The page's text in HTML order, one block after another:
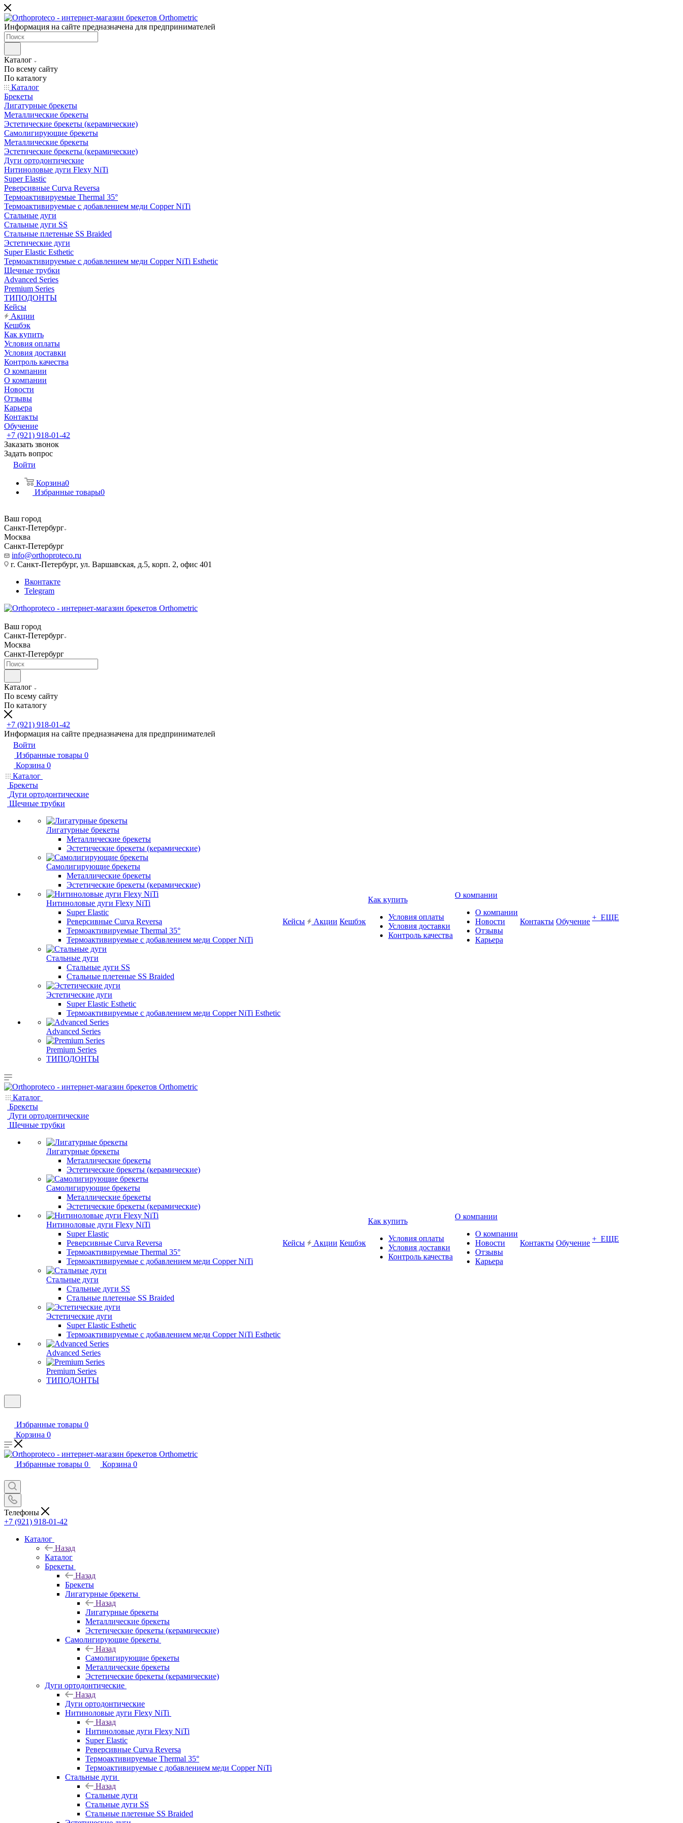
Информация на сайте предназначена для предпринимателей
Каталог
По всему сайту
По каталогу
Каталог
Брекеты
Лигатурные брекеты
Металлические брекеты
Эстетические брекеты (керамические)
Самолигирующие брекеты
Металлические брекеты
Эстетические брекеты (керамические)
Дуги ортодонтические
Нитиноловые дуги Flexy NiTi
Super Elastic
Реверсивные Curva Reversa
Термоактивируемые Thermal 35°
Термоактивируемые с добавлением меди Copper NiTi
Стальные дуги
Стальные дуги SS
Стальные плетеные SS Braided
Эстетические дуги
Super Elastic Esthetic
Термоактивируемые с добавлением меди Copper NiTi Esthetic
Щечные трубки
Advanced Series
Premium Series
ТИПОДОНТЫ
Кейсы
Акции
Кешбэк
Как купить
Условия оплаты
Условия доставки
Контроль качества
О компании
О компании
Новости
Отзывы
Карьера
Контакты
Обучение
+7 (921) 918-01-42
Заказать звонок
Задать вопрос
Войти
Корзина0
Избранные товары0
Ваш город
Санкт-Петербург
Москва
Санкт-Петербург
info@orthoproteco.ru
г. Санкт-Петербург, ул. Варшавская, д.5, корп. 2, офис 401
Вконтакте
Telegram
Ваш город
Санкт-Петербург
Москва
Санкт-Петербург
Каталог
По всему сайту
По каталогу
+7 (921) 918-01-42
Информация на сайте предназначена для предпринимателей
Войти
Избранные товары 0
Корзина 0
Каталог
Брекеты
Дуги ортодонтические
Щечные трубки
Лигатурные брекеты
Металлические брекеты
Эстетические брекеты (керамические)
Самолигирующие брекеты
Металлические брекеты
Эстетические брекеты (керамические)
Нитиноловые дуги Flexy NiTi
Super Elastic
Реверсивные Curva Reversa
Термоактивируемые Thermal 35°
Термоактивируемые с добавлением меди Copper NiTi
Стальные дуги
Стальные дуги SS
Стальные плетеные SS Braided
Эстетические дуги
Super Elastic Esthetic
Термоактивируемые с добавлением меди Copper NiTi Esthetic
Advanced Series
Premium Series
ТИПОДОНТЫ
Кейсы Акции Кешбэк
Как купить
Условия оплаты
Условия доставки
Контроль качества
О компании
О компании
Новости
Отзывы
Карьера
Контакты Обучение + ЕЩЕ
Каталог
Брекеты
Дуги ортодонтические
Щечные трубки
Лигатурные брекеты
Металлические брекеты
Эстетические брекеты (керамические)
Самолигирующие брекеты
Металлические брекеты
Эстетические брекеты (керамические)
Нитиноловые дуги Flexy NiTi
Super Elastic
Реверсивные Curva Reversa
Термоактивируемые Thermal 35°
Термоактивируемые с добавлением меди Copper NiTi
Стальные дуги
Стальные дуги SS
Стальные плетеные SS Braided
Эстетические дуги
Super Elastic Esthetic
Термоактивируемые с добавлением меди Copper NiTi Esthetic
Advanced Series
Premium Series
ТИПОДОНТЫ
Кейсы Акции Кешбэк
Как купить
Условия оплаты
Условия доставки
Контроль качества
О компании
О компании
Новости
Отзывы
Карьера
Контакты Обучение + ЕЩЕ
Избранные товары 0
Корзина 0
Избранные товары 0 Корзина 0
Телефоны
+7 (921) 918-01-42
Каталог
Назад
Каталог
Брекеты
Назад
Брекеты
Лигатурные брекеты
Назад
Лигатурные брекеты
Металлические брекеты
Эстетические брекеты (керамические)
Самолигирующие брекеты
Назад
Самолигирующие брекеты
Металлические брекеты
Эстетические брекеты (керамические)
Дуги ортодонтические
Назад
Дуги ортодонтические
Нитиноловые дуги Flexy NiTi
Назад
Нитиноловые дуги Flexy NiTi
Super Elastic
Реверсивные Curva Reversa
Термоактивируемые Thermal 35°
Термоактивируемые с добавлением меди Copper NiTi
Стальные дуги
Назад
Стальные дуги
Стальные дуги SS
Стальные плетеные SS Braided